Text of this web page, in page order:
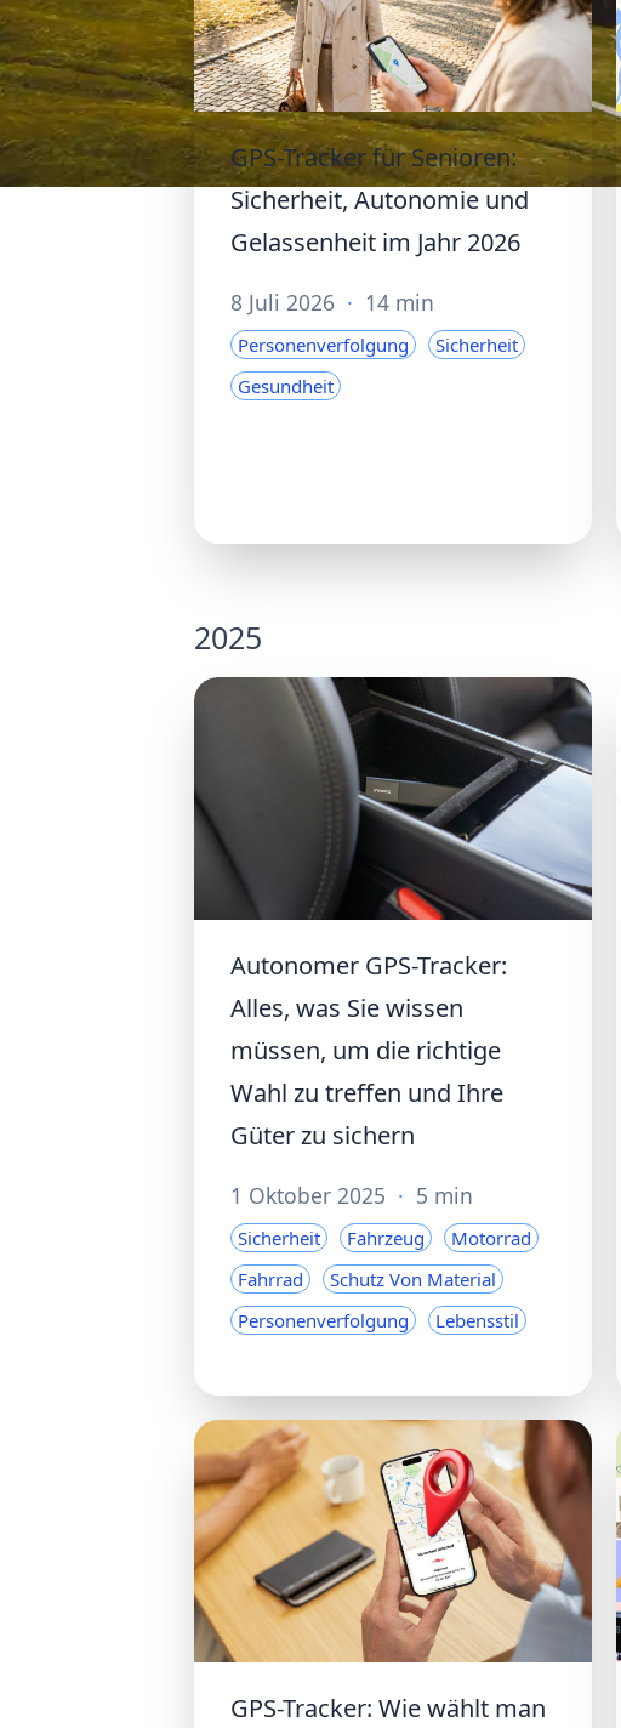
GPS-Tracker für Senioren:
Sicherheit, Autonomie und
Gelassenheit im Jahr 2026
8 Juli 2026 · 14 min
Personenverfolgung
Sicherheit
Gesundheit
2025
Autonomer GPS-Tracker:
Alles, was Sie wissen
müssen, um die richtige
Wahl zu treffen und Ihre
Güter zu sichern
1 Oktober 2025 · 5 min
Sicherheit Fahrzeug
Motorrad
Fahrrad
Schutz Von Material
Personenverfolgung
Lebensstil
GPS-Tracker: Wie wählt man